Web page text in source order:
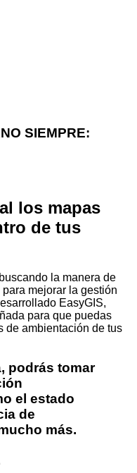
SIEMPRE:
los mapas
de tus
la manera de
mejorar la gestión
EasyGIS,
para que puedas
de ambientación de tus
podrás tomar
el estado
de
más.